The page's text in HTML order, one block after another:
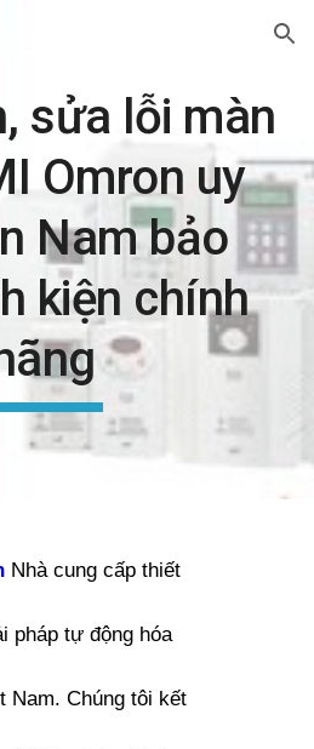
Skip to navigation
sửa lỗi màn
Omron uy
Nam bảo
kiện chính
Nhà cung cấp thiết
pháp tự động hóa
Nam. Chúng tôi kết